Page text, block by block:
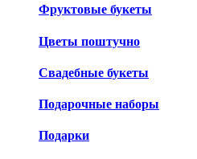
Фруктовые букеты
Цветы поштучно
Свадебные букеты
Подарочные наборы
Подарки